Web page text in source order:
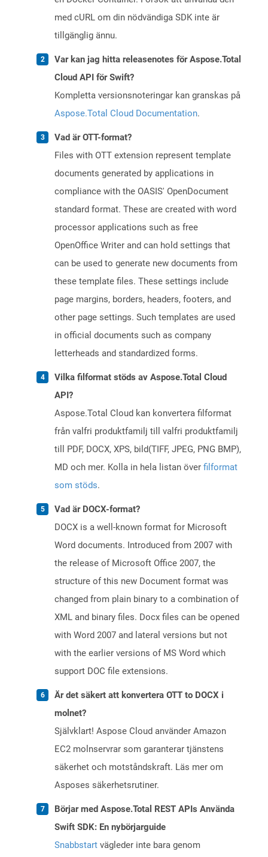
med cURL om din nödvändiga SDK inte är
tillgänglig ännu.
Var kan jag hitta releasenotes för Aspose.Total
Cloud API för Swift?
Kompletta versionsnoteringar kan granskas på
Aspose.Total Cloud Documentation.
Vad är OTT-format?
Files with OTT extension represent template
documents generated by applications in
compliance with the OASIS' OpenDocument
standard format. These are created with word
processor applications such as free
OpenOffice Writer and can hold settings that
can be used to generate new documents from
these template files. These settings include
page margins, borders, headers, footers, and
other page settings. Such templates are used
in official documents such as company
letterheads and standardized forms.
Vilka filformat stöds av Aspose.Total Cloud
API?
Aspose.Total Cloud kan konvertera filformat
från valfri produktfamilj till valfri produktfamilj
till PDF, DOCX, XPS, bild(TIFF, JPEG, PNG BMP),
MD och mer. Kolla in hela listan över filformat
som stöds.
Vad är DOCX-format?
DOCX is a well-known format for Microsoft
Word documents. Introduced from 2007 with
the release of Microsoft Office 2007, the
structure of this new Document format was
changed from plain binary to a combination of
XML and binary files. Docx files can be opened
with Word 2007 and lateral versions but not
with the earlier versions of MS Word which
support DOC file extensions.
Är det säkert att konvertera OTT to DOCX i
molnet?
Självklart! Aspose Cloud använder Amazon
EC2 molnservrar som garanterar tjänstens
säkerhet och motståndskraft. Läs mer om
Asposes säkerhetsrutiner.
Börjar med Aspose.Total REST APIs Använda
Swift SDK: En nybörjarguide
Snabbstart vägleder inte bara genom